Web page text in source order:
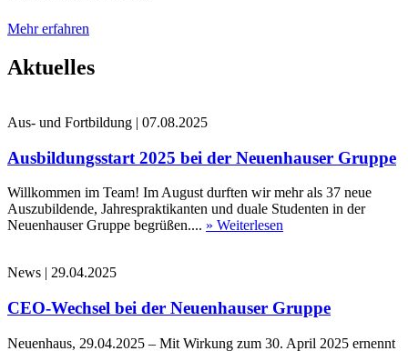
Mehr erfahren
Aktuelles
Aus- und Fortbildung | 07.08.2025
Ausbildungsstart 2025 bei der Neuenhauser Gruppe
Willkommen im Team! Im August durften wir mehr als 37 neue
Auszubildende, Jahrespraktikanten und duale Studenten in der
Neuenhauser Gruppe begrüßen.... » Weiterlesen
News | 29.04.2025
CEO-Wechsel bei der Neuenhauser Gruppe
Neuenhaus, 29.04.2025 – Mit Wirkung zum 30. April 2025 ernennt